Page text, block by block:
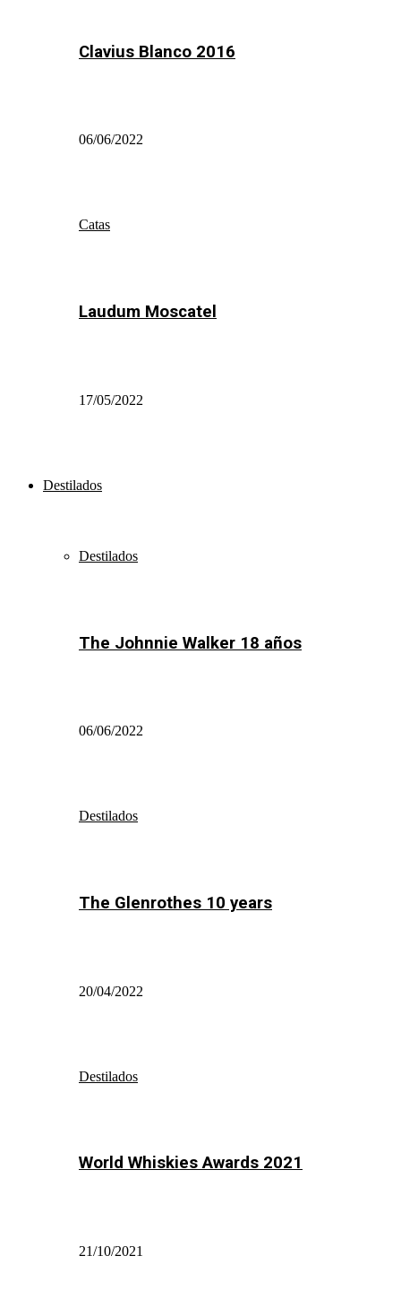
Clavius Blanco 2016
06/06/2022
Catas
Laudum Moscatel
17/05/2022
Destilados
Destilados
The Johnnie Walker 18 años
06/06/2022
Destilados
The Glenrothes 10 years
20/04/2022
Destilados
World Whiskies Awards 2021
21/10/2021